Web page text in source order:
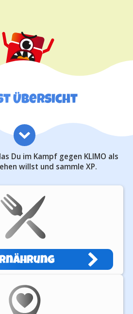
Übersicht
Du im Kampf gegen KLIMO als
willst und sammle XP.